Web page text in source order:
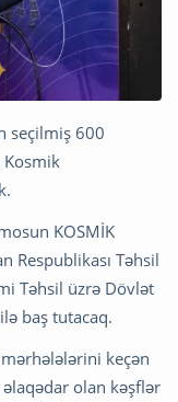
seçilmiş 600
KOSMİK
Respublikası Təhsil
Təhsil üzrə Dövlət
baş tutacaq.
keçən
olan kəşflər